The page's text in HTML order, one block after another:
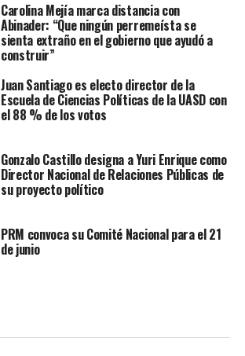
Carolina Mejía marca distancia con
Abinader: “Que ningún perremeísta se
sienta extraño en el gobierno que ayudó a
construir”
Juan Santiago es electo director de la
Escuela de Ciencias Políticas de la UASD con
el 88 % de los votos
Gonzalo Castillo designa a Yuri Enrique como
Director Nacional de Relaciones Públicas de
su proyecto político
PRM convoca su Comité Nacional para el 21
de junio